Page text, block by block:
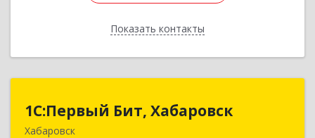
Показать контакты
Назад
1С:Первый Бит, Хабаровск
Хабаровск
1С:Первый Бит, Хабаровск
680030, Хабаровский край, Хабаровск г,